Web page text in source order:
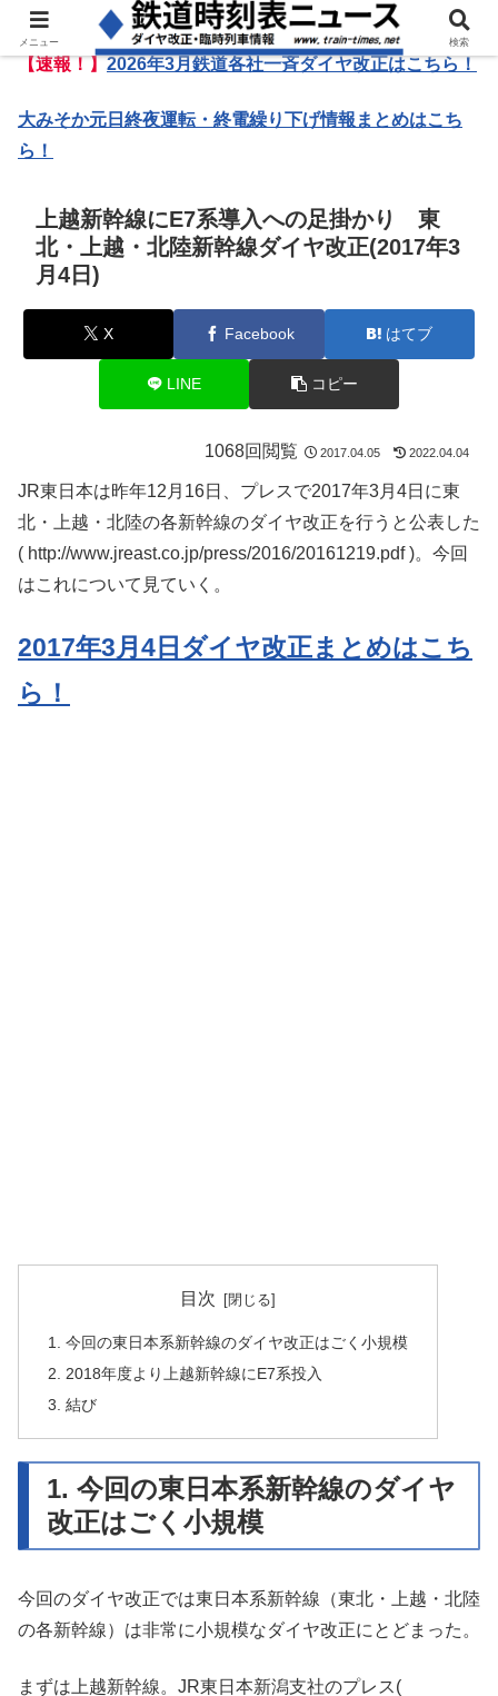
【速報！】2026年3月鉄道各社一斉ダイヤ改正はこちら！
大みそか元日終夜運転・終電繰り下げ情報まとめはこち
ら！
上越新幹線にE7系導入への足掛かり 東
北・上越・北陸新幹線ダイヤ改正(2017年3
月4日)
X Facebook はてブ
LINE コピー
1068回閲覧 2017.04.05 2022.04.04
JR東日本は昨年12月16日、プレスで2017年3月4日に東
北・上越・北陸の各新幹線のダイヤ改正を行うと公表した
( http://www.jreast.co.jp/press/2016/20161219.pdf )。今回
はこれについて見ていく。
2017年3月4日ダイヤ改正まとめはこち
ら！
目次
1. 今回の東日本系新幹線のダイヤ改正はごく小規模
2. 2018年度より上越新幹線にE7系投入
3. 結び
1. 今回の東日本系新幹線のダイヤ
改正はごく小規模
今回のダイヤ改正では東日本系新幹線（東北・上越・北陸
の各新幹線）は非常に小規模なダイヤ改正にとどまった。
まずは上越新幹線。JR東日本新潟支社のプレス(
メニュー 検索